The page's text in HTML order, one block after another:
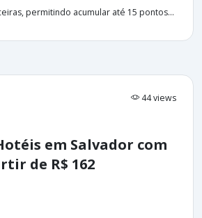
permitindo acumular até 15 pontos...
44 views
em Salvador com
de R$ 162